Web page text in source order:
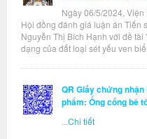
Ngày 06/5/2024,
Hội đồng đánh giá luận án Tiến
Nguyễn Thị Bích Hạnh với đề
dạng của đất loại sét yếu ven
QR Giấy chứng
phẩm: Ống cống bê
Chi tiết